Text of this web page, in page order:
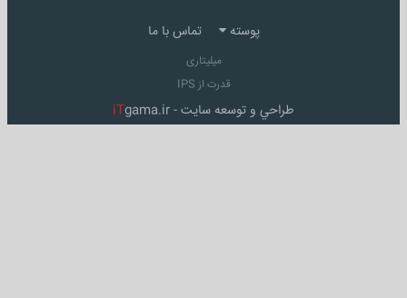
پوسته تماس با ما
میلیتاری
قدرت از IPS
طراحي و توسعه سايت - iTgama.ir